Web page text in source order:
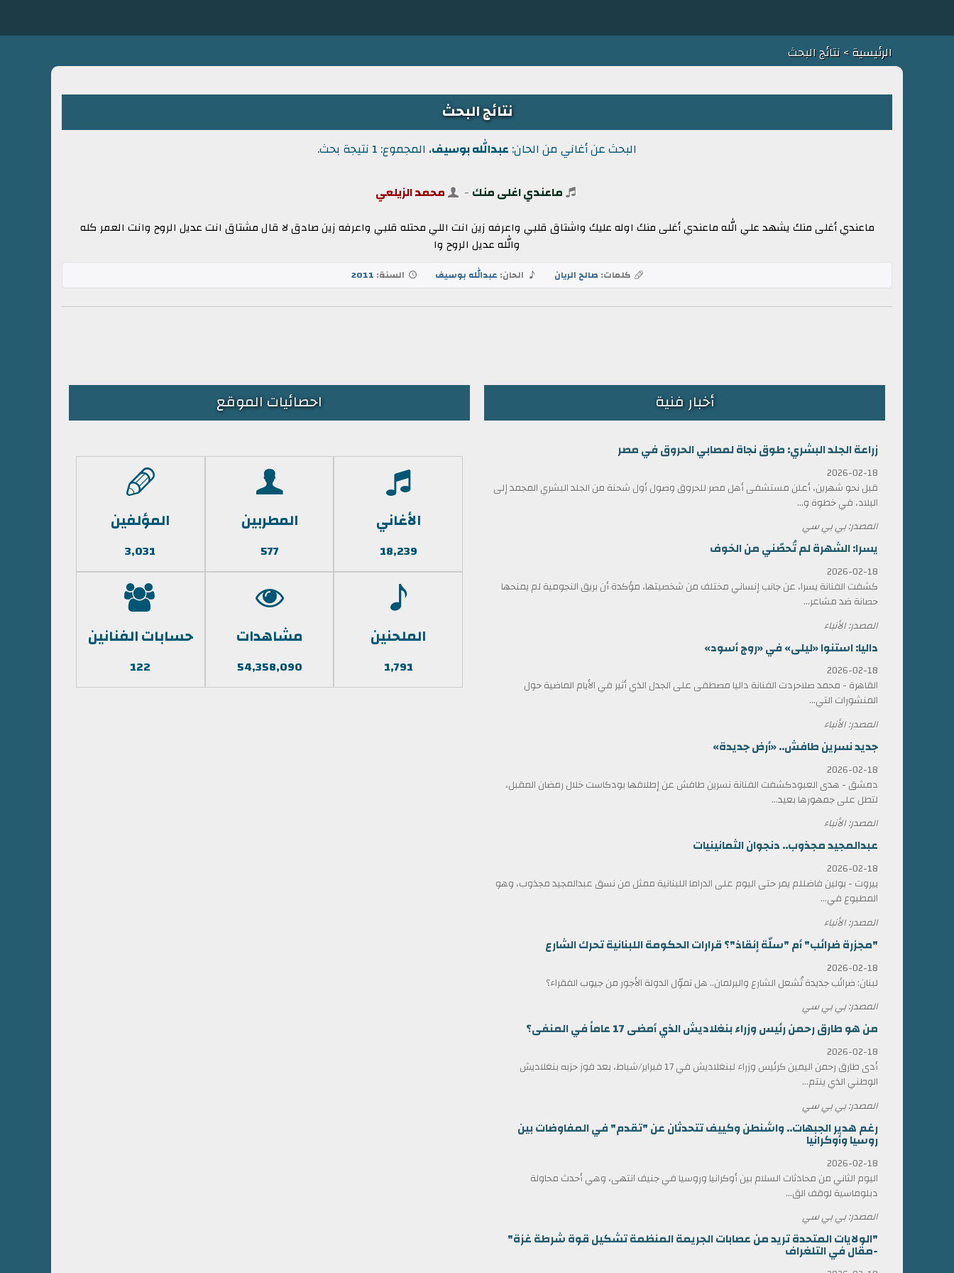
الرئيسية> نتائج البحث
نتائج البحث
البحث عن أغاني من الحان: عبدالله بوسيف، المجموع: 1 نتيجة بحث.
ماعندي اغلى منك - محمد الزيلعي
ماعندي أغلى منك يشهد علي الله ماعندي أغلى منك اوله عليك واشتاق قلبي واعرفه زين انت اللي محتله قلبي واعرفه زين صادق لا قال مشتاق انت عديل الروح وانت العمر كله
والله عديل الروح وا
كلمات: صالح الريان الحان: عبدالله بوسيف السنة: 2011
أخبار فنية
زراعة الجلد البشري: طوق نجاة لمصابي الحروق في مصر
2026-02-18
قبل نحو شهرين، أعلن مستشفى أهل مصر للحروق وصول أول شحنة من الجلد البشري المجمد إلى
البلاد، في خطوة و...
المصدر: بي بي سي
يسرا: الشهرة لم تُحصّني من الخوف
2026-02-18
كشفت الفنانة يسرا، عن جانب إنساني مختلف من شخصيتها، مؤكدة أن بريق النجومية لم يمنحها
حصانة ضد مشاعر...
المصدر: الأنباء
داليا: استنوا «ليلى» في «روج أسود»
2026-02-18
القاهرة - محمد صلاحردت الفنانة داليا مصطفى على الجدل الذي أثير في الأيام الماضية حول
المنشورات التي...
المصدر: الأنباء
جديد نسرين طافش.. «أرض جديدة»
2026-02-18
دمشق - هدى العبودكشفت الفنانة نسرين طافش عن إطلاقها بودكاست خلال رمضان المقبل،
لتطل على جمهورها بعيد...
المصدر: الأنباء
عبدالمجيد مجذوب.. دنجوان الثمانينيات
2026-02-18
بيروت - بولين فاضللم يمر حتى اليوم على الدراما اللبنانية ممثل من نسق عبدالمجيد مجذوب، وهو
المطبوع في...
المصدر: الأنباء
"مجزرة ضرائب" أم "سلّة إنقاذ"؟ قرارات الحكومة اللبنانية تحرك الشارع
2026-02-18
لبنان: ضرائب جديدة تُشعل الشارع والبرلمان.. هل تموّل الدولة الأجور من جيوب الفقراء؟
المصدر: بي بي سي
من هو طارق رحمن رئيس وزراء بنغلاديش الذي أمضى 17 عاماً في المنفى؟
2026-02-18
أدى طارق رحمن اليمين كرئيس وزراء لبنغلاديش في 17 فبراير/شباط، بعد فوز حزبه بنغلاديش
الوطني الذي ينتم...
المصدر: بي بي سي
رغم هدير الجبهات.. واشنطن وكييف تتحدثان عن "تقدم" في المفاوضات بين
روسيا وأوكرانيا
2026-02-18
اليوم الثاني من محادثات السلام بين أوكرانيا وروسيا في جنيف انتهى، وهي أحدث محاولة
دبلوماسية لوقف الق...
المصدر: بي بي سي
"الولايات المتحدة تريد من عصابات الجريمة المنظمة تشكيل قوة شرطة غزة"
-مقال في التلغراف
احصائيات الموقع
الأغاني
18,239
المطربين
577
المؤلفين
3,031
الملحنين
1,791
مشاهدات
54,358,090
حسابات الفنانين
122